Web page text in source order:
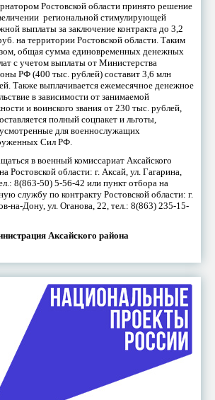
Ростовской области принято решение
региональной стимулирующей
выплаты за заключение контракта до 3,2
на территории Ростовской области. Таким
общая сумма единовременных денежных
с учетом выплаты от Министерства
РФ (400 тыс. рублей) составит 3,6 млн
Также выплачивается ежемесячное денежное
в зависимости от занимаемой
и воинского звания от 230 тыс. рублей,
полный соцпакет и льготы,
для военнослужащих
Сил РФ.
в военный комиссариат Аксайского
Ростовской области: г. Аксай, ул. Гагарина,
8(863-50) 5-56-42 или пункт отбора на
службу по контракту Ростовской области: г.
на-Дону, ул. Оганова, 22, тел.: 8(863) 235-15-
Аксайского района